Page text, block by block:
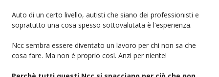
Auto di un certo livello, autisti che siano dei professionisti e
sopratutto una cosa spesso sottovalutata è l'esperienza.
Ncc sembra essere diventato un lavoro per chi non sa che
cosa fare. Ma non è proprio così. Anzi per niente!